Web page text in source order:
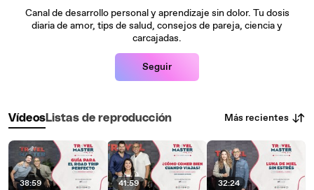
Canal de desarrollo personal y aprendizaje sin dolor. Tu dosis
diaria de amor, tips de salud, consejos de pareja, ciencia y
carcajadas.
Seguir
VídeosListas de reproducción Más recientes
38:59 41:59 32:24